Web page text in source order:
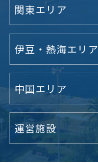
関東エリア
伊豆・熱海エリア
中国エリア
運営施設